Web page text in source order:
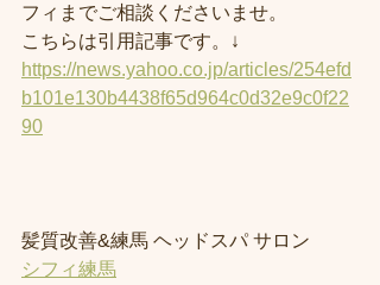
フィまでご相談くださいませ。
こちらは引用記事です。↓
https://news.yahoo.co.jp/articles/254efd
b101e130b4438f65d964c0d32e9c0f22
90
髪質改善&練馬 ヘッドスパ サロン
シフィ練馬